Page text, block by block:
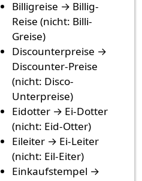
Billigreise → Billig-
Reise (nicht: Billi-
Greise)
Discounterpreise →
Discounter-Preise
(nicht: Disco-
Unterpreise)
Eidotter → Ei-Dotter
(nicht: Eid-Otter)
Eileiter → Ei-Leiter
(nicht: Eil-Eiter)
Einkaufstempel →